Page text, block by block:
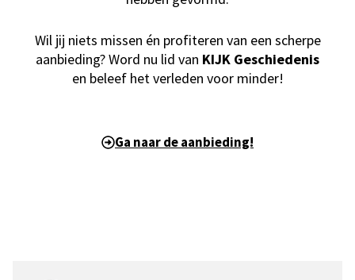
Wil jij niets missen én profiteren van een scherpe
aanbieding? Word nu lid van KIJK Geschiedenis
en beleef het verleden voor minder!
Ga naar de aanbieding!